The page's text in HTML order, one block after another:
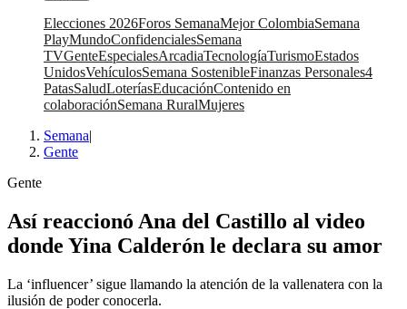
Elecciones 2026Foros SemanaMejor ColombiaSemana
PlayMundoConfidencialesSemana
TVGenteEspecialesArcadiaTecnologíaTurismoEstados
UnidosVehículosSemana SostenibleFinanzas Personales4
PatasSaludLoteríasEducaciónContenido en
colaboraciónSemana RuralMujeres
Semana|
Gente
Gente
Así reaccionó Ana del Castillo al video
donde Yina Calderón le declara su amor
La ‘influencer’ sigue llamando la atención de la vallenatera con la
ilusión de poder conocerla.